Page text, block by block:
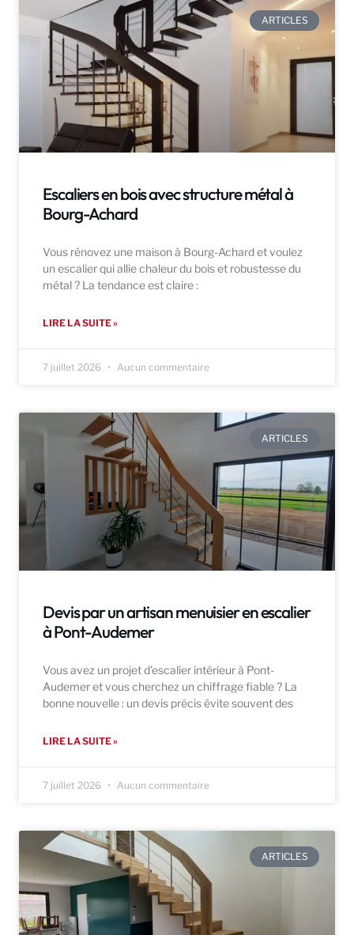
ARTICLES
Escaliers en bois avec structure métal à
Bourg-Achard
Vous rénovez une maison à Bourg-Achard et voulez
un escalier qui allie chaleur du bois et robustesse du
métal ? La tendance est claire :
LIRE LA SUITE »
7 juillet 2026 Aucun commentaire
ARTICLES
Devis par un artisan menuisier en escalier
à Pont-Audemer
Vous avez un projet d’escalier intérieur à Pont-
Audemer et vous cherchez un chiffrage fiable ? La
bonne nouvelle : un devis précis évite souvent des
LIRE LA SUITE »
7 juillet 2026 Aucun commentaire
ARTICLES